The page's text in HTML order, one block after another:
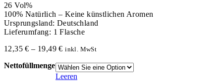
26 Vol%
100% Natürlich – Keine künstlichen Aromen
Ursprungsland: Deutschland
Lieferumfang: 1 Flasche
12,35€ – 19,49€ inkl. MwSt
Nettofüllmenge
Leeren